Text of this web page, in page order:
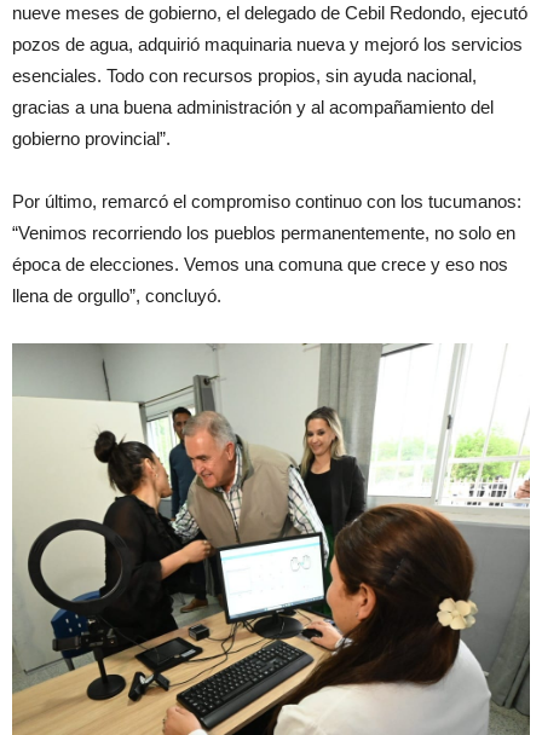
nueve meses de gobierno, el delegado de Cebil Redondo, ejecutó
pozos de agua, adquirió maquinaria nueva y mejoró los servicios
esenciales. Todo con recursos propios, sin ayuda nacional,
gracias a una buena administración y al acompañamiento del
gobierno provincial”.
Por último, remarcó el compromiso continuo con los tucumanos:
“Venimos recorriendo los pueblos permanentemente, no solo en
época de elecciones. Vemos una comuna que crece y eso nos
llena de orgullo”, concluyó.